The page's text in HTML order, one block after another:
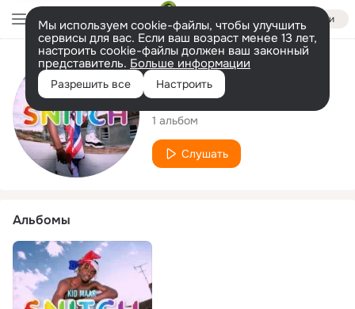
Войти
Мы используем cookie-файлы, чтобы улучшить
сервисы для вас. Если ваш возраст менее 13 лет,
настроить cookie-файлы должен ваш законный
представитель. Больше информации
Разрешить все Настроить
Исполнитель
Kid Maak
1 альбом
Слушать
Альбомы